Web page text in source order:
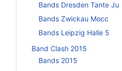
Bands Dresden Tante Ju
Bands Zwickau Mocc
Bands Leipzig Halle 5
Band Clash 2015
Bands 2015